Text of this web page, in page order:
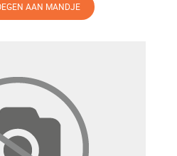
AAN MANDJE